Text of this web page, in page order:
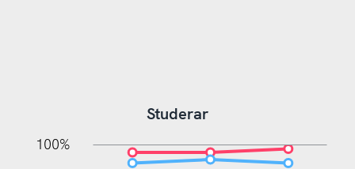
Studerar
100%